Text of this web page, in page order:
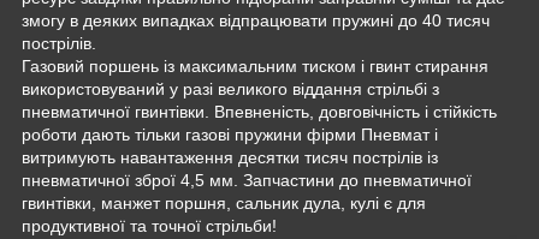
змогу в деяких випадках відпрацювати пружині до 40 тисяч
пострілів.
Газовий поршень із максимальним тиском і гвинт стирання
використовуваний у разі великого віддання стрільбі з
пневматичної гвинтівки. Впевненість, довговічність і стійкість
роботи дають тільки газові пружини фірми Пневмат і
витримують навантаження десятки тисяч пострілів із
пневматичної зброї 4,5 мм. Запчастини до пневматичної
гвинтівки, манжет поршня, сальник дула, кулі є для
продуктивної та точної стрільби!